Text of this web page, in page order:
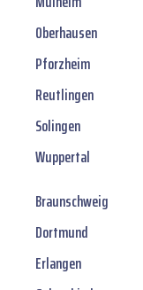
Oberhausen
Pforzheim
Reutlingen
Solingen
Wuppertal
Braunschweig
Dortmund
Erlangen